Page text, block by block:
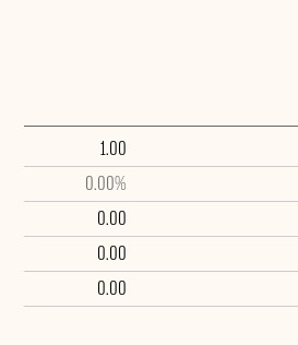
1.00
0.00%
0.00
0.00
0.00